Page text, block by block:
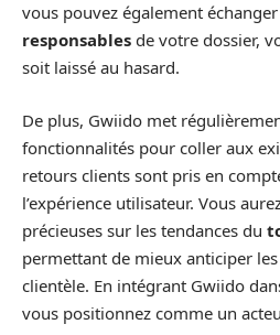
vous pouvez également
responsables de votre dossier,
soit laissé au hasard.
De plus, Gwiido met
fonctionnalités pour coller aux
retours clients sont pris en
l’expérience utilisateur. Vous
précieuses sur les tendances du
permettant de mieux anticiper
clientèle. En intégrant Gwiido
vous positionnez comme un